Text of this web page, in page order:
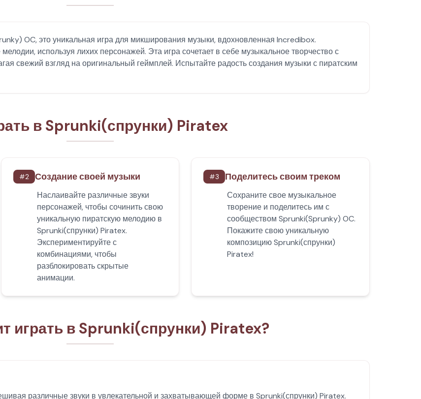
OC, это уникальная игра для микширования музыки, вдохновленная Incredibox.
используя лихих персонажей. Эта игра сочетает в себе музыкальное творчество с
свежий взгляд на оригинальный геймплей. Испытайте радость создания музыки с пиратским
в Sprunki(спрунки) Piratex
#2 Создание своей музыки
Наслаивайте различные звуки
персонажей, чтобы сочинить свою
уникальную пиратскую мелодию в
Sprunki(спрунки) Piratex.
Экспериментируйте с
комбинациями, чтобы
разблокировать скрытые
анимации.
#3 Поделитесь своим треком
Сохраните свое музыкальное
творение и поделитесь им с
сообществом Sprunki(Sprunky) OC.
Покажите свою уникальную
композицию Sprunki(спрунки)
Piratex!
играть в Sprunki(спрунки) Piratex?
различные звуки в увлекательной и захватывающей форме в Sprunki(спрунки) Piratex.